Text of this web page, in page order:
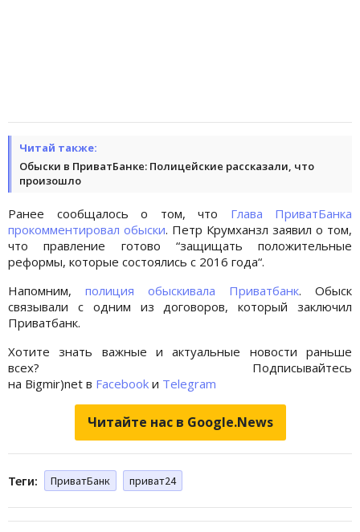
Читай также:
Обыски в ПриватБанке: Полицейские рассказали, что
произошло
Ранее сообщалось о том, что Глава ПриватБанка
прокомментировал обыски. Петр Крумханзл заявил о том,
что правление готово “защищать положительные
реформы, которые состоялись с 2016 года“.
Напомним, полиция обыскивала Приватбанк. Обыск
связывали с одним из договоров, который заключил
Приватбанк.
Хотите знать важные и актуальные новости раньше
всех? Подписывайтесь
на Bigmir)net в Facebook и Telegram
Читайте нас в Google.News
Теги: ПриватБанк приват24